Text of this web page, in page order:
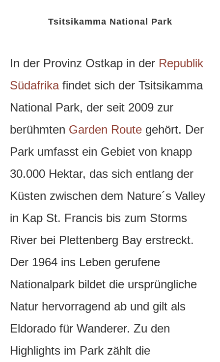
Tsitsikamma National Park
In der Provinz Ostkap in der Republik
Südafrikafindet sich der Tsitsikamma
National Park, der seit 2009 zur
berühmten Garden Route gehört. Der
Park umfasst ein Gebiet von knapp
30.000 Hektar, das sich entlang der
Küsten zwischen dem Nature´s Valley
in Kap St. Francis bis zum Storms
River bei Plettenberg Bay erstreckt.
Der 1964 ins Leben gerufene
Nationalpark bildet die ursprüngliche
Natur hervorragend ab und gilt als
Eldorado für Wanderer. Zu den
Highlights im Park zählt die